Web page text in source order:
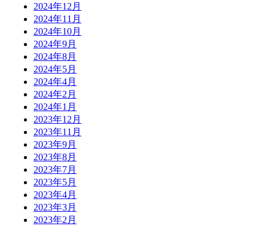
2024年12月
2024年11月
2024年10月
2024年9月
2024年8月
2024年5月
2024年4月
2024年2月
2024年1月
2023年12月
2023年11月
2023年9月
2023年8月
2023年7月
2023年5月
2023年4月
2023年3月
2023年2月